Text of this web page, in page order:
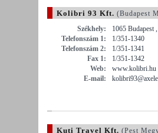
Kolibri 93 Kft. (Budapest
Székhely:
1065 Budapest
Telefonszám 1:
1/351-1340
Telefonszám 2:
1/351-1341
Fax 1:
1/351-1342
Web:
www.kolibri.hu
E-mail:
Kuti Travel Kft. (Pest